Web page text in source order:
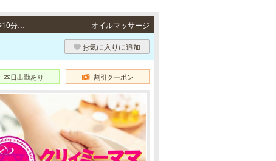
姫路・加古川・明石 / 山陽本線「山陽姫路駅」より徒歩5分、JR各線「姫路駅」より徒歩10分・JR山陽本線「東加古川駅」より徒歩5分・JR山陽本線「明石駅」より徒歩4分 オイルマッサージ
お気に入りに追加
本日出勤あり 割引クーポン